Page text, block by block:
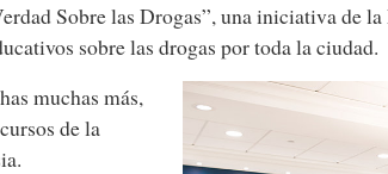
Sobre las Drogas”, una iniciativa de
sobre las drogas por toda la ciudad.
muchas más,
de la